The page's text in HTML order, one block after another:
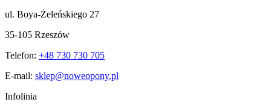
ul. Boya-Żeleńskiego 27
35-105 Rzeszów
Telefon: +48 730 730 705
E-mail: sklep@noweopony.pl
Infolinia